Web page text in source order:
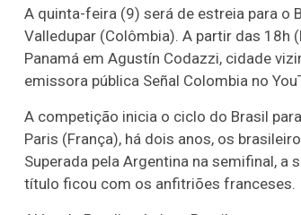
A quinta-feira (9) será de estreia para o
Valledupar (Colômbia). A partir das 18h
Panamá em Agustín Codazzi, cidade
emissora pública Señal Colombia no
A competição inicia o ciclo do Brasil
Paris (França), há dois anos, os
Superada pela Argentina na semifinal, a
título ficou com os anfitriões franceses.